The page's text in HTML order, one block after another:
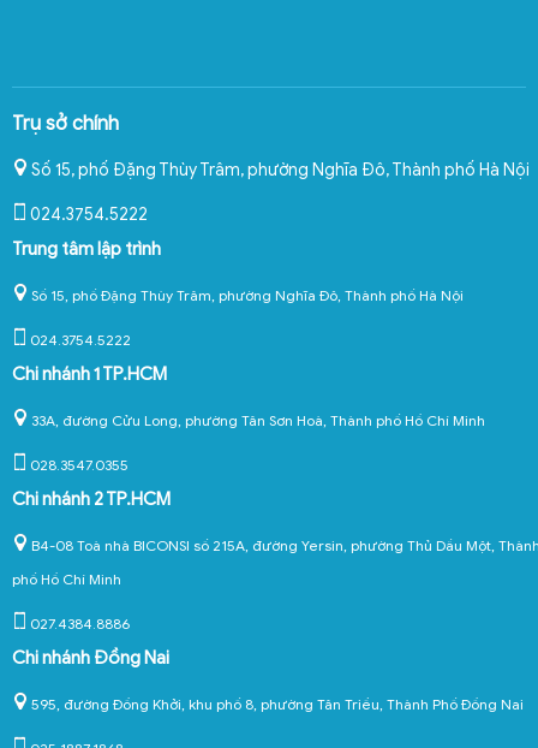
Trụ sở chính
Số 15, phố Đặng Thùy Trâm, phường Nghĩa Đô,Thành phố Hà Nội
024.3754.5222
Trung tâm lập trình
Số 15, phố Đặng Thùy Trâm, phường Nghĩa Đô, Thành phố Hà Nội
024.3754.5222
Chi nhánh 1 TP.HCM
33A, đường Cửu Long, phường Tân Sơn Hoà, Thành phố Hồ Chí Minh
028.3547.0355
Chi nhánh 2 TP.HCM
B4-08 Toà nhà BICONSI số 215A, đường Yersin, phường Thủ Dầu Một,
phố Hồ Chí Minh
027.4384.8886
Chi nhánh Đồng Nai
595, đường Đồng Khởi, khu phố 8, phường Tân Triều, Thành Phố Đồng Nai